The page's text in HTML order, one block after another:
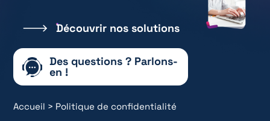
Découvrir nos solutions
Des questions ? Parlons-
en !
Accueil > Politique de confidentialité